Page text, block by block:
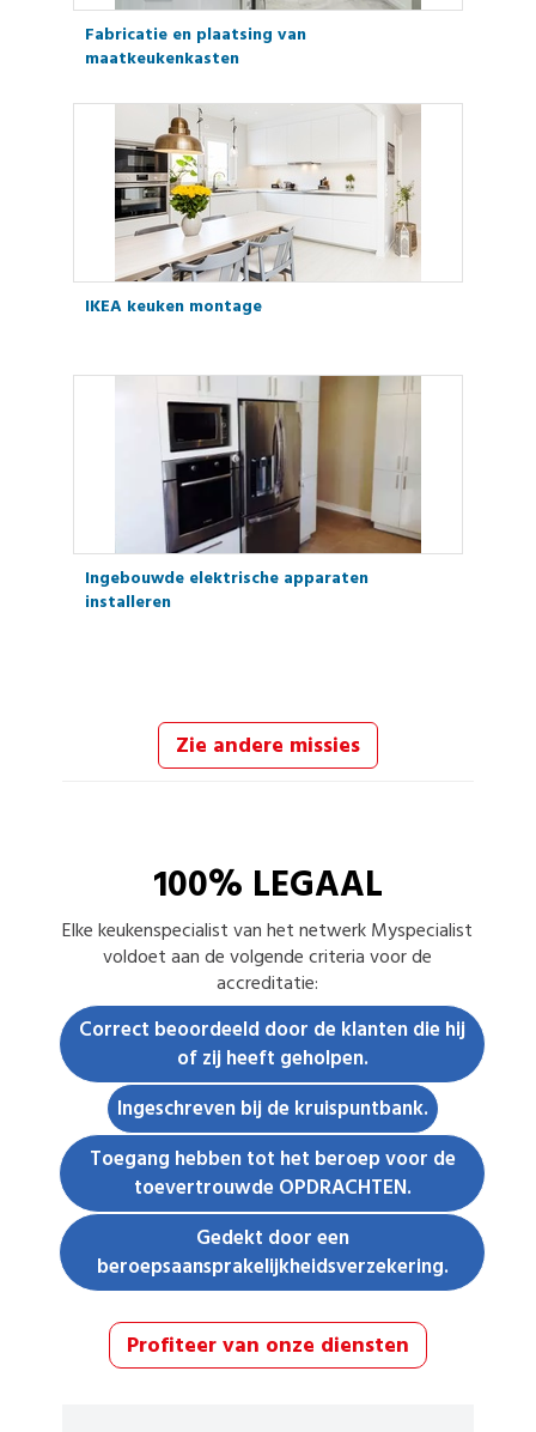
Fabricatie en plaatsing van
maatkeukenkasten
IKEA keuken montage
Ingebouwde elektrische apparaten
installeren
Zie andere missies
100% LEGAAL
Elkekeukenspecialistvan het netwerk Myspecialist
voldoet aan de volgende criteria voor de
accreditatie:
Correct beoordeeld door de klanten die hij
of zij heeft geholpen.
Ingeschreven bij de kruispuntbank.
Toegang hebben tot het beroep voor de
toevertrouwde OPDRACHTEN.
Gedekt door een
beroepsaansprakelijkheidsverzekering.
Profiteer van onze diensten